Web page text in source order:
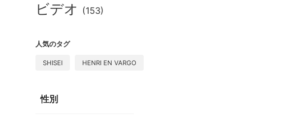
ビデオ (153)
人気のタグ
SHISEI HENRI EN VARGO
性別